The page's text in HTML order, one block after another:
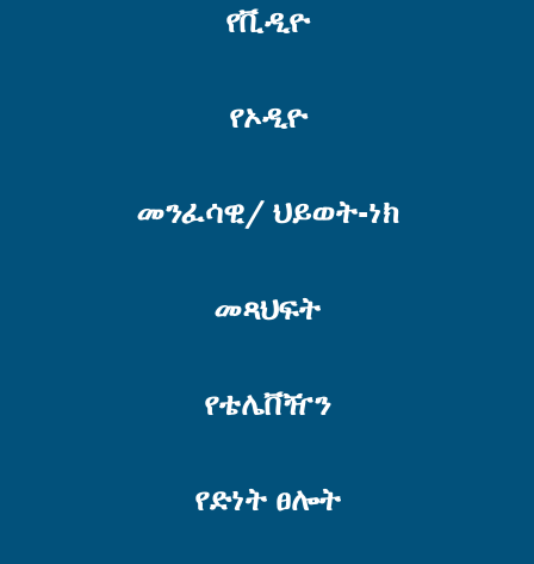
የቪዲዮ
የኦዲዮ
መንፈሳዊ/ ህይወት-ነክ
መጻህፍት
የቴሌቨዥን
የድነት ፀሎት